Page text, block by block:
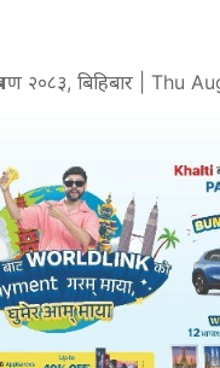
२०८३, बिहिबार | Thu